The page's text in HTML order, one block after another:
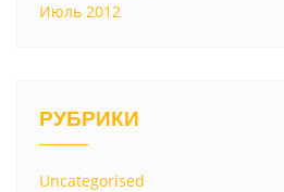
Июль 2012
РУБРИКИ
Uncategorised